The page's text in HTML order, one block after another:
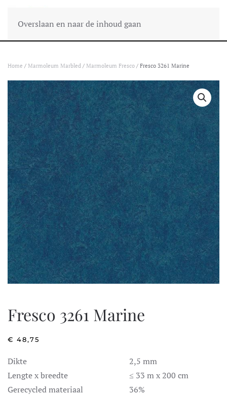
Overslaan en naar de inhoud gaan
Home / Marmoleum Marbled / Marmoleum Fresco / Fresco 3261 Marine
Fresco 3261 Marine
€ 48,75
Dikte
2,5 mm
Lengte x breedte
≤ 33 m x 200 cm
Gerecycled materiaal
36%